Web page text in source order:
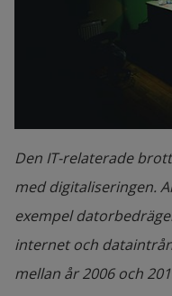
Den IT-relaterade
med digitaliseringen.
exempel
internet och
mellan år 2006 och